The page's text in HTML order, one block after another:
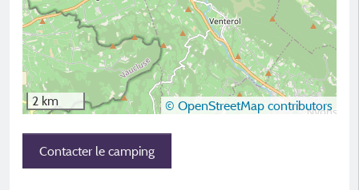
2 km © OpenStreetMap contributors
Contacter le camping